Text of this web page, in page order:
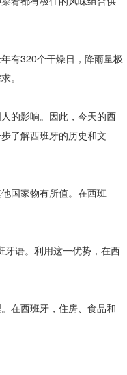
有320个干燥日，降雨量极
。
的影响。因此，今天的西
了解西班牙的历史和文
国家物有所值。在西班
语。利用这一优势，在西
在西班牙，住房、食品和